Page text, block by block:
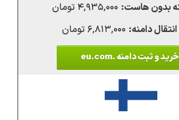
۴,۹۳۵,۰۰۰ تومان
۶,۸۱۳,۰۰۰ تومان
خرید و ثبت دامنه .eu.com